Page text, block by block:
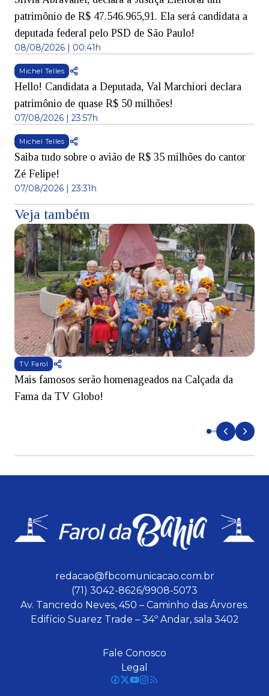
patrimônio de R$ 47.546.965,91. Ela será candidata a
deputada federal pelo PSD de São Paulo!
08/08/2026 | 00:41h
Michel Telles
Hello! Candidata a Deputada, Val Marchiori declara
patrimônio de quase R$ 50 milhões!
07/08/2026 | 23:57h
Michel Telles
Saiba tudo sobre o avião de R$ 35 milhões do cantor
Zé Felipe!
07/08/2026 | 23:31h
Veja também
TV Farol
Mais famosos serão homenageados na Calçada da
Fama da TV Globo!
redacao@fbcomunicacao.com.br
(71) 3042-8626/9908-5073
Av. Tancredo Neves, 450 – Caminho das Árvores.
Edifício Suarez Trade – 34º Andar, sala 3402
Fale Conosco
Legal